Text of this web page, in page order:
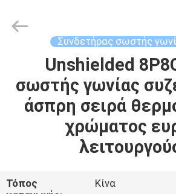
ΠΡΟΪΌΝΤΑ
ΠΕΡΊΠΟΥ
Rights
Συνδετήρας σωστής
Unshielded
σωστής γωνίας
άσπρη σειρά
χρώματος
Τόπος
Κίνα